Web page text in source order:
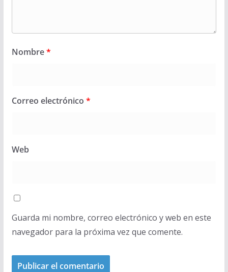
Nombre*
Correo electrónico *
Web
Guarda mi nombre, correo electrónico y web en este
navegador para la próxima vez que comente.